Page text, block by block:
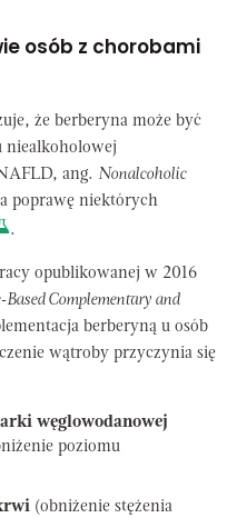
osób z chorobami
że berberyna może być
niealkoholowej
ang. Nonalcoholic
poprawę niektórych
.
opublikowanej w 2016
Based Complementary and
berberyną u osób
wątroby przyczynia się
węglowodanowej
poziomu
(obniżenie stężenia